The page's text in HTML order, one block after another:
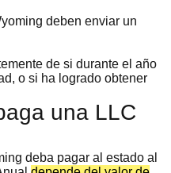
deben enviar un
de si durante el año
o si ha logrado obtener
una LLC
deba pagar al estado al